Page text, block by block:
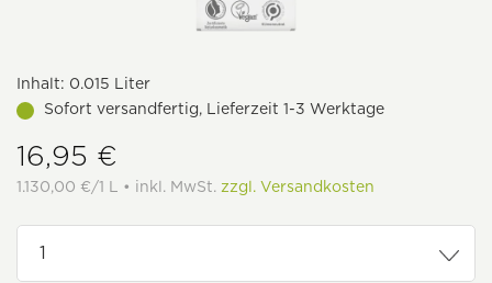
Inhalt: 0.015 Liter
Sofort versandfertig, Lieferzeit 1-3 Werktage
16,95 €
1.130,00 €/1 L • inkl. MwSt. zzgl. Versandkosten